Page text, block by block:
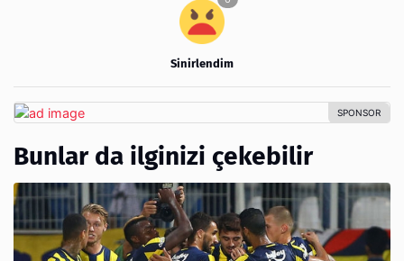
Sinirlendim
Bunlar da ilginizi çekebilir